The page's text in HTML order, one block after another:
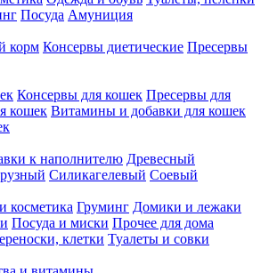
Посуда Амуниция
корм Консервы диетические Пресервы
Консервы для кошек Пресервы для
кошек Витамины и добавки для кошек
к наполнителю Древесный
Силикагелевый Соевый
косметика Груминг Домики и лежаки
Посуда и миски Прочее для дома
клетки Туалеты и совки